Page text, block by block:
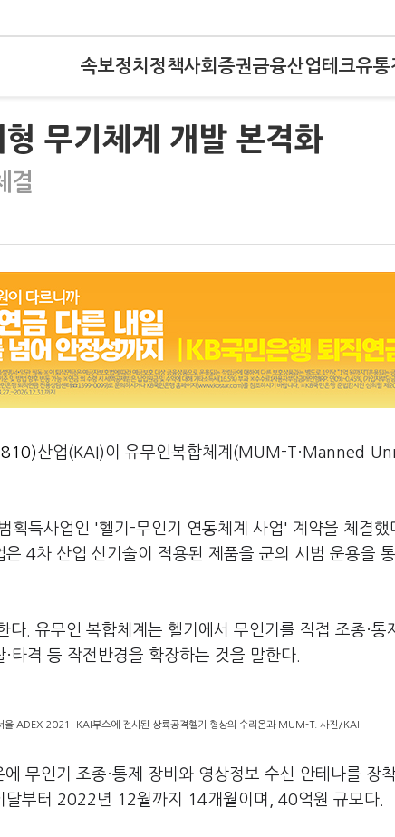
속보정치 정책사회 증권금융산업테크유통
무기체계 개발 본격화
결
산업(KAI)이 유무인복합체계(MUM-T·Manned
획득사업인 '헬기-무인기 연동체계 사업' 계약을 체결했
4차 산업 신기술이 적용된 제품을 군의 시범 운용을
. 유무인 복합체계는 헬기에서 무인기를 직접 조종·통
타격 등 작전반경을 확장하는 것을 말한다.
울 ADEX 2021' KAI부스에 전시된 상륙공격헬기 형상의 수리온과 MUM-T. 사진/KAI
무인기 조종·통제 장비와 영상정보 수신 안테나를 장
달부터 2022년 12월까지 14개월이며, 40억원 규모다.